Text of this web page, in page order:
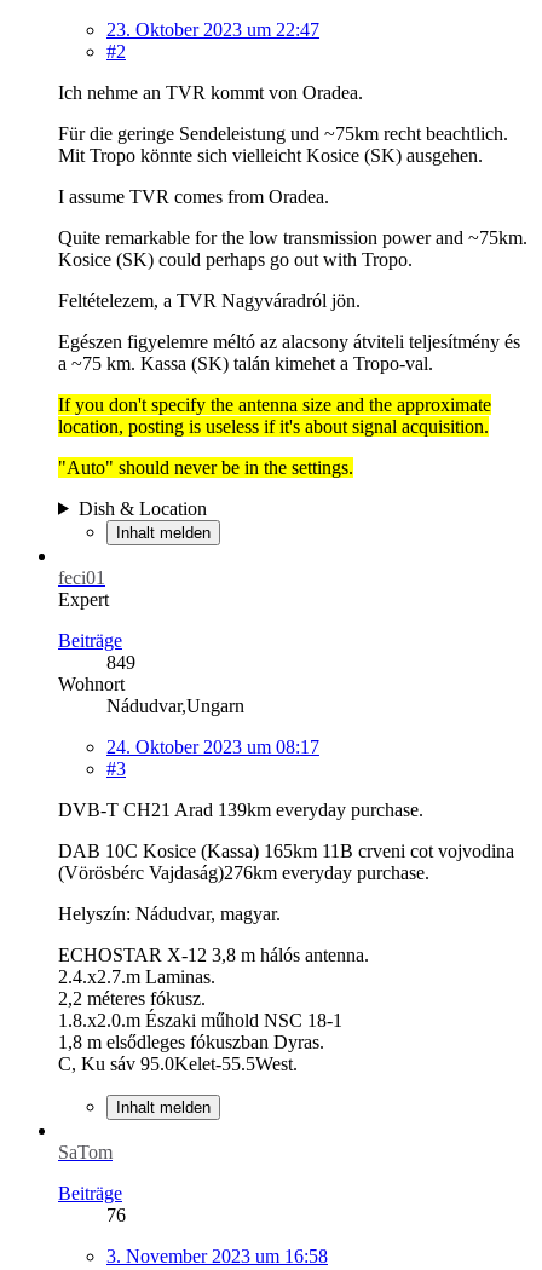
23. Oktober 2023 um 22:47
#2
Ich nehme an TVR kommt von Oradea.
Für die geringe Sendeleistung und ~75km recht beachtlich.
Mit Tropo könnte sich vielleicht Kosice (SK) ausgehen.
I assume TVR comes from Oradea.
Quite remarkable for the low transmission power and ~75km.
Kosice (SK) could perhaps go out with Tropo.
Feltételezem, a TVR Nagyváradról jön.
Egészen figyelemre méltó az alacsony átviteli teljesítmény és
a ~75 km. Kassa (SK) talán kimehet a Tropo-val.
If you don't specify the antenna size and the approximate
location, posting is useless if it's about signal acquisition.
"Auto" should never be in the settings.
Dish & Location
Inhalt melden
feci01
Expert
Beiträge
849
Wohnort
Nádudvar,Ungarn
24. Oktober 2023 um 08:17
#3
DVB-T CH21 Arad 139km everyday purchase.
DAB 10C Kosice (Kassa) 165km 11B crveni cot vojvodina
(Vörösbérc Vajdaság)276km everyday purchase.
Helyszín: Nádudvar, magyar.
ECHOSTAR X-12 3,8 m hálós antenna.
2.4.x2.7.m Laminas.
2,2 méteres fókusz.
1.8.x2.0.m Északi műhold NSC 18-1
1,8 m elsődleges fókuszban Dyras.
C, Ku sáv 95.0Kelet-55.5West.
Inhalt melden
SaTom
Beiträge
76
3. November 2023 um 16:58